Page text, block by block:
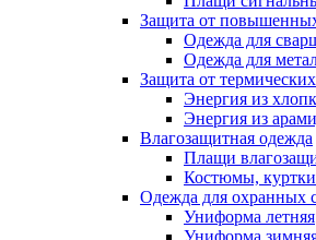
Защита от
Одежда для
Одежда для
Защита от
Энергия из
Энергия из
Влагозащитная одежда
Плащи
Костюмы, куртки
Одежда для охранных
Униформа летняя
Униформа